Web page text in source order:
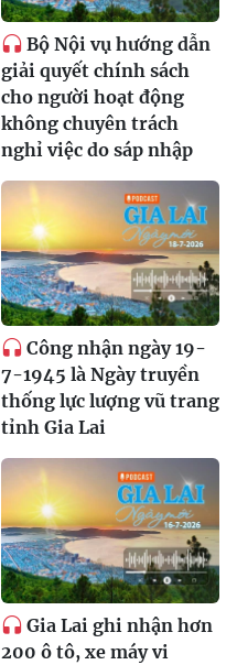
Bộ Nội vụ hướng dẫn
giải quyết chính sách
cho người hoạt động
không chuyên trách
nghỉ việc do sáp nhập
Công nhận ngày 19-
7-1945 là Ngày truyền
thống lực lượng vũ trang
tỉnh Gia Lai
Gia Lai ghi nhận hơn
200 ô tô, xe máy vi